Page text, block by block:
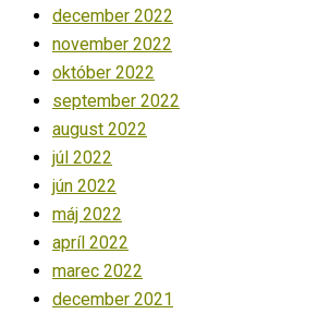
december 2022
november 2022
október 2022
september 2022
august 2022
júl 2022
jún 2022
máj 2022
apríl 2022
marec 2022
december 2021